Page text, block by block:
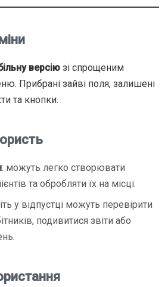
версію зі спрощеним
Прибрані зайві поля, залишені
та кнопки.
: можуть легко створювати
та обробляти їх на місці.
у відпустці можуть перевірити
подивитися звіти або